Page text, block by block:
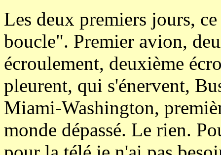
Les deux premiers jours,
boucle". Premier avion,
écroulement, deuxième
pleurent, qui s'énervent,
Miami-Washington,
monde dépassé. Le rien.